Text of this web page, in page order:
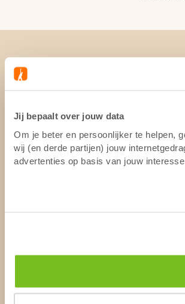
Jij bepaalt over jouw data
Om je beter en persoonlijker te helpen,
wij (en derde partijen) jouw
advertenties op basis van jouw